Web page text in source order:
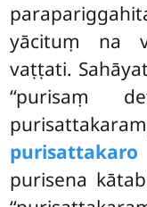
yācituṃ na
vaṭṭati.
‘‘purisaṃ
purisattakaro
purisena